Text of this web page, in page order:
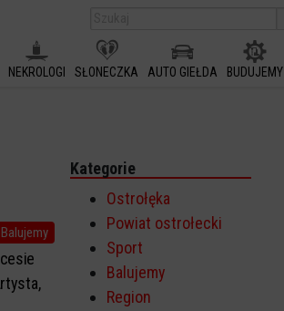
NEKROLOGI SŁONECZKA AUTO GIEŁDA BUDUJEMY
Balujemy
Kategorie
Ostrołęka
Powiat ostrołecki
Sport
Balujemy
Region